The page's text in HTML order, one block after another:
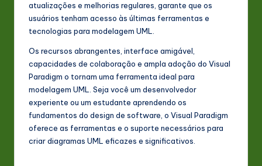
atualizações e melhorias regulares, garante que os
usuários tenham acesso às últimas ferramentas e
tecnologias para modelagem UML.
Os recursos abrangentes, interface amigável,
capacidades de colaboração e ampla adoção do Visual
Paradigm o tornam uma ferramenta ideal para
modelagem UML. Seja você um desenvolvedor
experiente ou um estudante aprendendo os
fundamentos do design de software, o Visual Paradigm
oferece as ferramentas e o suporte necessários para
criar diagramas UML eficazes e significativos.